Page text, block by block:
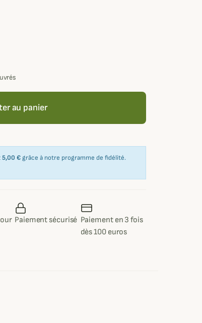
au panier
5,00 € grâce à notre programme de fidélité.
Paiement sécurisé Paiement en 3 fois
dès 100 euros